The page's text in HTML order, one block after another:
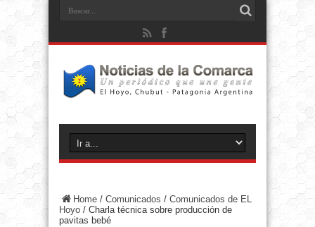
Home / Comunicados / Comunicados de EL
Hoyo / Charla técnica sobre producción de
pavitas bebé